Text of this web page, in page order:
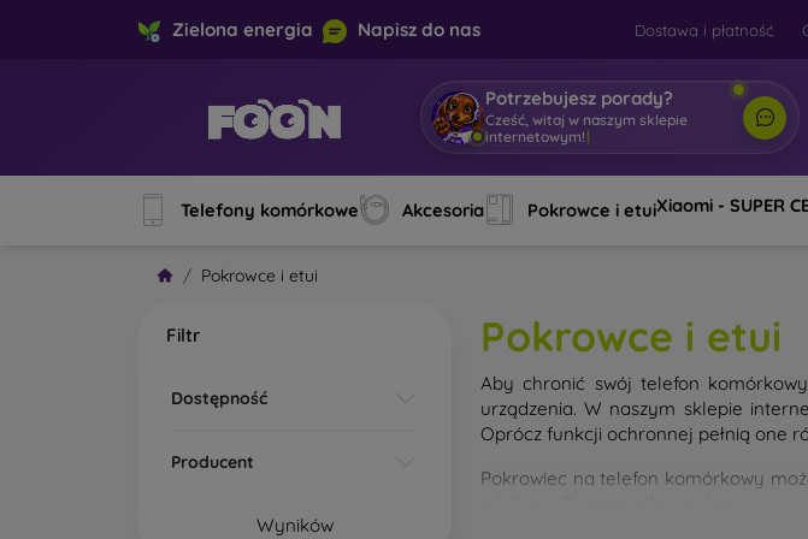
Zielona energia Napisz do nas Dostawa i płatność
Potrzebujesz porady?
Cześć, witaj w naszym sklepie
internetowym! |
Telefony komórkowe Akcesoria Pokrowce i etuiXiaomi - SUPER
Pokrowce i etui
Filtr
Dostępność
Producent
Wyników
Pokrowce i etui
Aby chronić swój telefon
urządzenia. W naszym sklepie
Oprócz funkcji ochronnej pełnią one
Pokrowiec na telefon komórkowy